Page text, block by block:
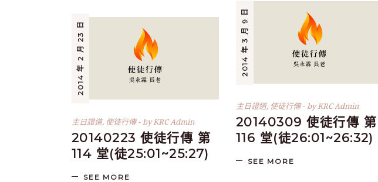
2014 年 3 月 9 日
主日證道, 使徒行傳 byKRC Admin
20140309 使徒行傳 第
116 堂(徒26:01~26:32)
SEE MORE
2014 年 2 月 23 日
主日證道, 使徒行傳 byKRC Admin
20140223 使徒行傳 第
114 堂(徒25:01~25:27)
SEE MORE